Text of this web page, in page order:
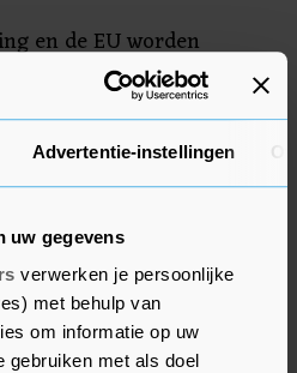
Advertentie-instellingen
uw gegevens
verwerken je persoonlijke
met behulp van
om informatie op uw
gebruiken met als doel
en de EU worden
te houden
tegen Poetins regime,
om te de-escaleren en
EU, zet je in
in plaats van
was dat het een
is. "Dus racisme en